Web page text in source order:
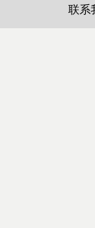
联系